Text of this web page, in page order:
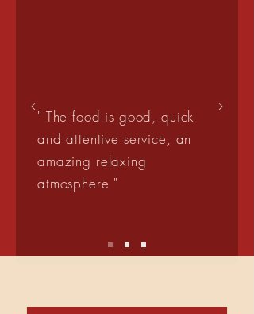
" The food is good, quick
and attentive service, an
amazing relaxing
atmosphere "